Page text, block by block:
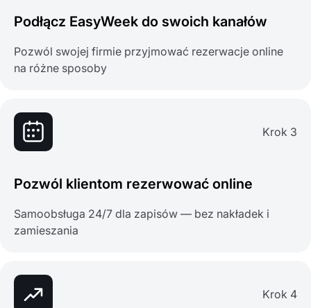
Podłącz EasyWeek do swoich kanałów
Pozwól swojej firmie przyjmować rezerwacje online
na różne sposoby
Krok 3
Pozwól klientom rezerwować online
Samoobsługa 24/7 dla zapisów — bez nakładek i
zamieszania
Krok 4